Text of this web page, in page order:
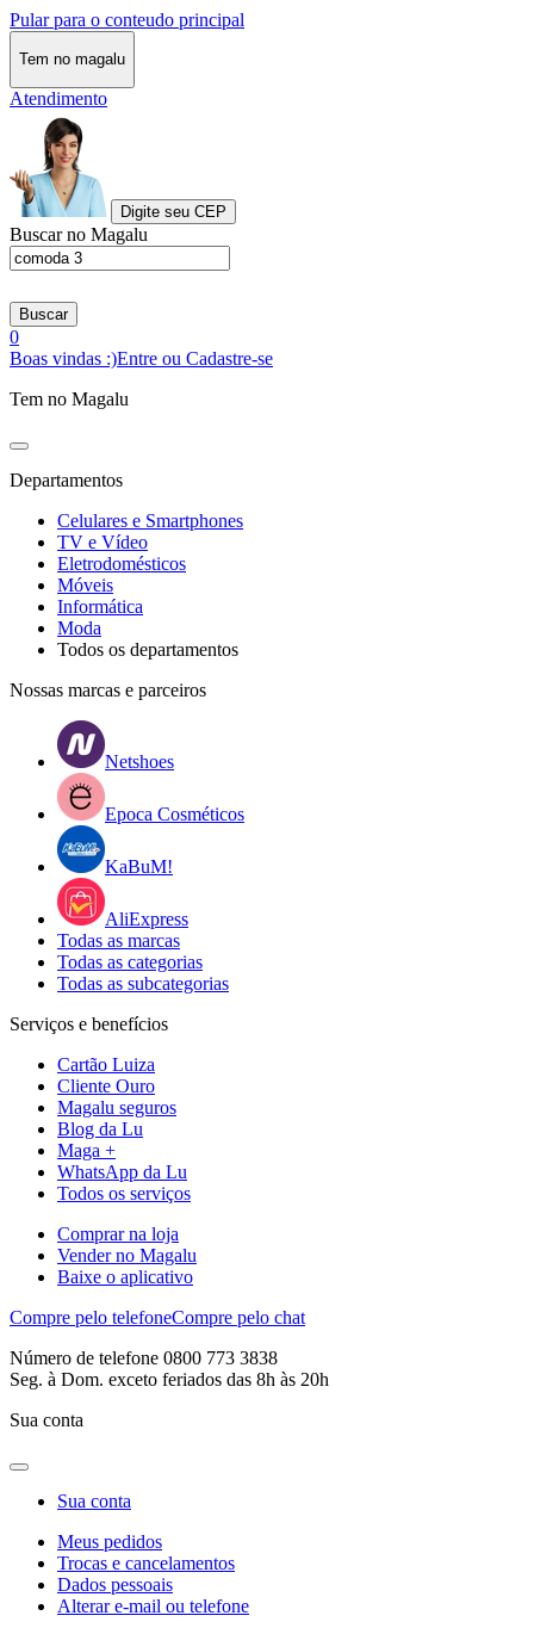
Pular para o conteudo principal
Tem no magalu
Atendimento
Digite seu CEP
Buscar no Magalu
Buscar
0
Boas vindas :)Entre ou Cadastre-se
Tem no Magalu
Departamentos
Celulares e Smartphones
TV e Vídeo
Eletrodomésticos
Móveis
Informática
Moda
Todos os departamentos
Nossas marcas e parceiros
Netshoes
Epoca Cosméticos
KaBuM!
AliExpress
Todas as marcas
Todas as categorias
Todas as subcategorias
Serviços e benefícios
Cartão Luiza
Cliente Ouro
Magalu seguros
Blog da Lu
Maga +
WhatsApp da Lu
Todos os serviços
Comprar na loja
Vender no Magalu
Baixe o aplicativo
Compre pelo telefoneCompre pelo chat
Número de telefone 0800 773 3838
Seg. à Dom. exceto feriados das 8h às 20h
Sua conta
Sua conta
Meus pedidos
Trocas e cancelamentos
Dados pessoais
Alterar e-mail ou telefone